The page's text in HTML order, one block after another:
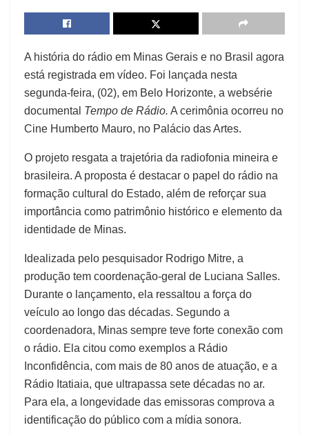
A história do rádio em Minas Gerais e no Brasil agora
está registrada em vídeo. Foi lançada nesta
segunda-feira, (02), em Belo Horizonte, a websérie
documental Tempo de Rádio. A cerimônia ocorreu no
Cine Humberto Mauro, no Palácio das Artes.
O projeto resgata a trajetória da radiofonia mineira e
brasileira. A proposta é destacar o papel do rádio na
formação cultural do Estado, além de reforçar sua
importância como patrimônio histórico e elemento da
identidade de Minas.
Idealizada pelo pesquisador Rodrigo Mitre, a
produção tem coordenação-geral de Luciana Salles.
Durante o lançamento, ela ressaltou a força do
veículo ao longo das décadas. Segundo a
coordenadora, Minas sempre teve forte conexão com
o rádio. Ela citou como exemplos a Rádio
Inconfidência, com mais de 80 anos de atuação, e a
Rádio Itatiaia, que ultrapassa sete décadas no ar.
Para ela, a longevidade das emissoras comprova a
identificação do público com a mídia sonora.